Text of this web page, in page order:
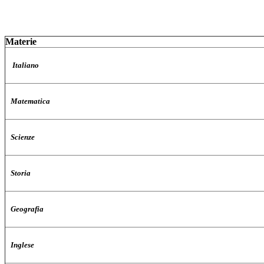
Materie
Italiano
Matematica
Scienze
Storia
Geografia
Inglese